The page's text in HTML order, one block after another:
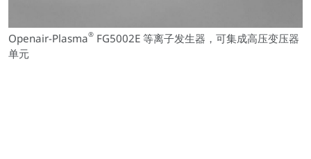
Openair-Plasma® FG5002E 等离子发生器，可集成高压变压器
单元